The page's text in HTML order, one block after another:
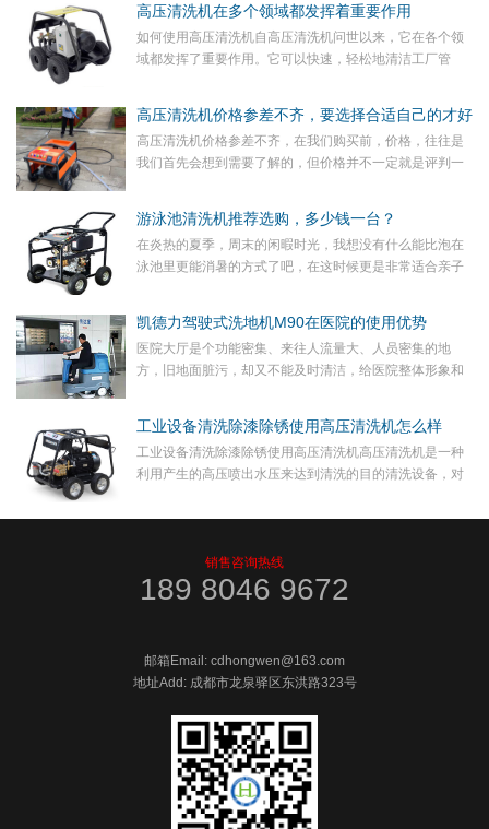
致...
​高压清洗机在多个领域都发挥着重要作用
如何使用高压清洗机自高压清洗机问世以来，它在各个领
域都发挥了重要作用。它可以快速，轻松地清洁工厂管
双...
高压清洗机价格参差不齐，要选择合适自己的才好
高压清洗机价格参差不齐，在我们购买前，价格，往往是
我们首先会想到需要了解的，但价格并不一定就是评判一
认...
游泳池清洗机推荐选购，多少钱一台？
在炎热的夏季，周末的闲暇时光，我想没有什么能比泡在
泳池里更能消暑的方式了吧，在这时候更是非常适合亲子
非...
凯德力驾驶式洗地机M90在医院的使用优势
医院大厅是个功能密集、来往人流量大、人员密集的地
方，旧地面脏污，却又不能及时清洁，给医院整体形象和
工业设备清洗除漆除锈使用高压清洗机怎么样
工业设备清洗除漆除锈使用高压清洗机高压清洗机是一种
利用产生的高压喷出水压来达到清洗的目的清洗设备，对
工业生产的很多场合中，都对原材料和设备的质量提出
销售咨询热线
189 8046 9672
邮箱Email: cdhongwen@163.com
地址Add: 成都市龙泉驿区东洪路323号